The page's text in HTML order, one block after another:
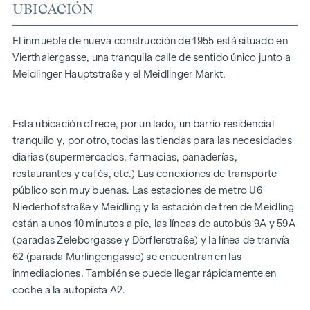
La propiedad se sometió a una reforma general de alta
A continuación encontrará un resumen de algunas de las
características
- Parquet de roble clase 1A colocado en espiga
- Caldera mural de condensación a gas Vaillant ecoTEC plus
(alternativamente, también se podría instalar un sistema de
calefacción eléctrico)
- instalación eléctrica nueva
- gres porcelánico moderno en el baño
- Ducha a ras de suelo con pared y puerta de cristal
- Puerta de entrada plana antirrobo e ignífuga, clase de
resistencia 3
UBICACIÓN
El inmueble de nueva construcción de 1955 está situado en
Vierthalergasse, una tranquila calle de sentido único junto a
Meidlinger Hauptstraße y el Meidlinger Markt.
Esta ubicación ofrece, por un lado, un barrio residencial
tranquilo y, por otro, todas las tiendas para las necesidades
diarias (supermercados, farmacias, panaderías,
restaurantes y cafés, etc.) Las conexiones de transporte
público son muy buenas. Las estaciones de metro U6
Niederhofstraße y Meidling y la estación de tren de Meidling
están a unos 10 minutos a pie, las líneas de autobús 9A y 59A
(paradas Zeleborgasse y Dörflerstraße) y la línea de tranvía
62 (parada Murlingengasse) se encuentran en las
inmediaciones. También se puede llegar rápidamente en
coche a la autopista A2.